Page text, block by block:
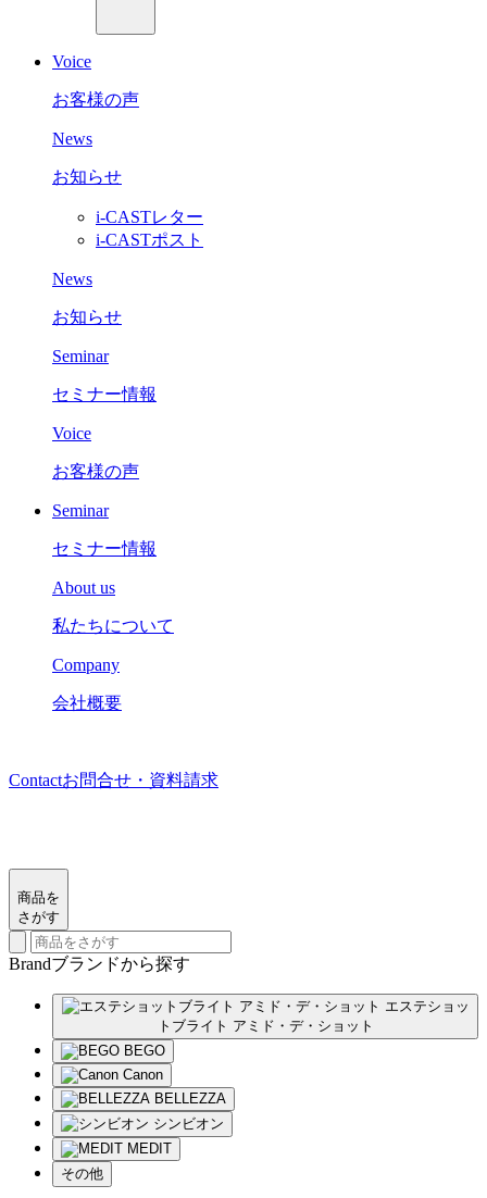
Voice
お客様の声
News
お知らせ
i-CASTレター
i-CASTポスト
News
お知らせ
Seminar
セミナー情報
Voice
お客様の声
Seminar
セミナー情報
About us
私たちについて
Company
会社概要
Contactお問合せ・資料請求
商品を
さがす
Brandブランドから探す
エステショッ
トブライト アミド・デ・ショット
BEGO
Canon
BELLEZZA
シンビオン
MEDIT
その他